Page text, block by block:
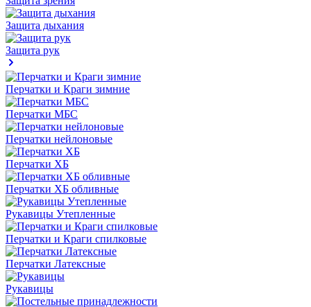
Защита дыхания
Защита рук
Перчатки и Краги зимние
Перчатки МБС
Перчатки нейлоновые
Перчатки ХБ
Перчатки ХБ обливные
Рукавицы Утепленные
Перчатки и Краги спилковые
Перчатки Латексные
Рукавицы